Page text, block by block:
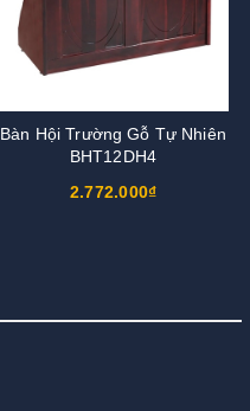
Bàn Hội Trường Gỗ Tự Nhiên
BHT12DH4
2.772.000₫